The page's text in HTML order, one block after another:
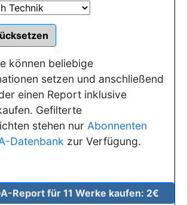
können beliebige
setzen und anschließend
einen Report inklusive
Gefilterte
stehen nur Abonnenten
Datenbank zur Verfügung.